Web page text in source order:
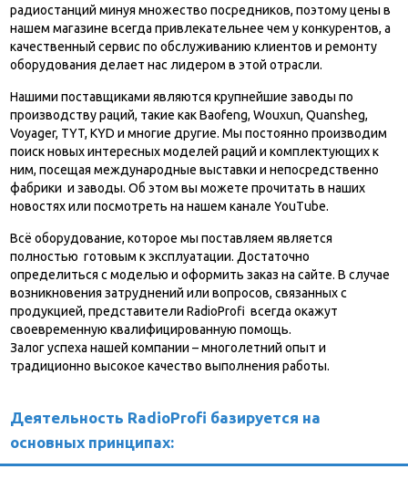
радиостанций минуя множество посредников, поэтому цены в
нашем магазине всегда привлекательнее чем у конкурентов, а
качественный сервис по обслуживанию клиентов и ремонту
оборудования делает нас лидером в этой отрасли.
Нашими поставщиками являются крупнейшие заводы по
производству раций, такие как Baofeng, Wouxun, Quansheg,
Voyager, TYT, KYD и многие другие. Мы постоянно производим
поиск новых интересных моделей раций и комплектующих к
ним, посещая международные выставки и непосредственно
фабрики и заводы. Об этом вы можете прочитать в наших
новостях или посмотреть на нашем канале YouTube.
Всё оборудование, которое мы поставляем является
полностью готовым к эксплуатации. Достаточно
определиться с моделью и оформить заказ на сайте. В случае
возникновения затруднений или вопросов, связанных с
продукцией, представители RadioProfi всегда окажут
своевременную квалифицированную помощь.
Залог успеха нашей компании – многолетний опыт и
традиционно высокое качество выполнения работы.
Деятельность RadioProfi базируется на
основных принципах: